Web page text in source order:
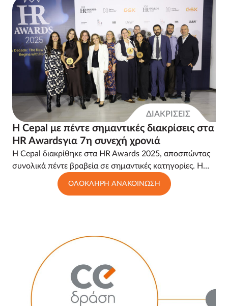
ΔΙΑΚΡΙΣΕΙΣ
Η Cepal με πέντε σημαντικές διακρίσεις στα
HR Awardsγια 7η συνεχή χρονιά
Η Cepal διακρίθηκε στα HR Awards 2025, αποσπώντας
συνολικά πέντε βραβεία σε σημαντικές κατηγορίες. Η…
ΟΛΟΚΛΗΡΗ ΑΝΑΚΟΙΝΩΣΗ